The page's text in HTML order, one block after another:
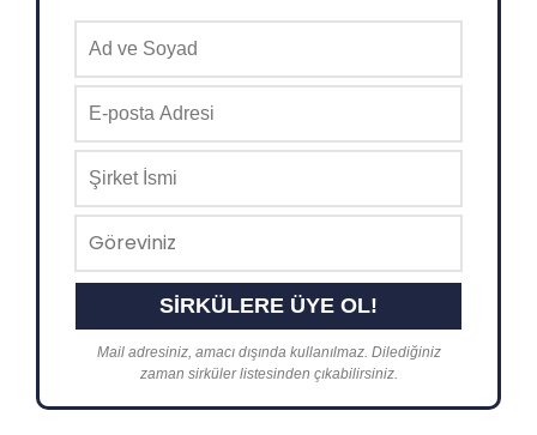
Mail adresiniz, amacı dışında kullanılmaz. Dilediğiniz
zaman sirküler listesinden çıkabilirsiniz.